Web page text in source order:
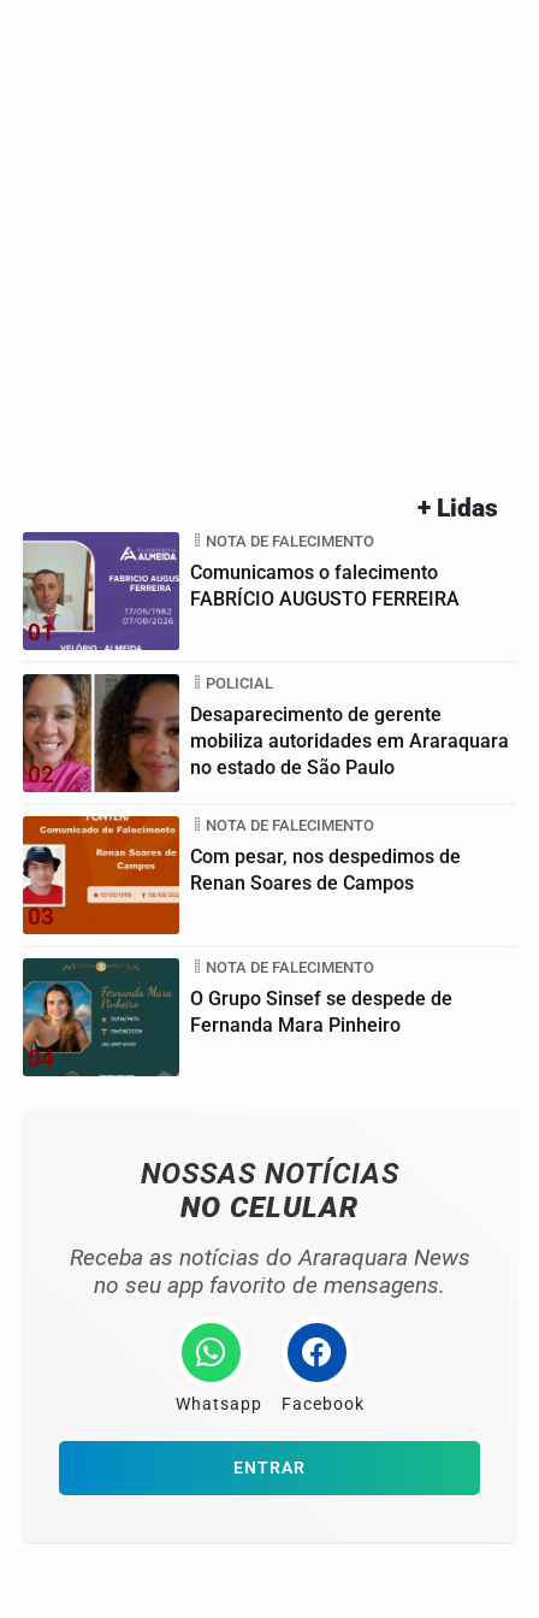
+ Lidas
01
NOTA DE FALECIMENTO
Comunicamos o falecimento
FABRÍCIO AUGUSTO FERREIRA
02
POLICIAL
Desaparecimento de gerente
mobiliza autoridades em Araraquara
no estado de São Paulo
03
NOTA DE FALECIMENTO
Com pesar, nos despedimos de
Renan Soares de Campos
04
NOTA DE FALECIMENTO
O Grupo Sinsef se despede de
Fernanda Mara Pinheiro
NOSSAS NOTÍCIAS
NO CELULAR
Receba as notícias do Araraquara News
no seu app favorito de mensagens.
Whatsapp Facebook
ENTRAR